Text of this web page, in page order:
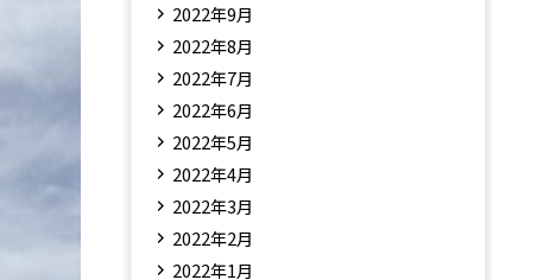
2022年9月
2022年8月
2022年7月
2022年6月
2022年5月
2022年4月
2022年3月
2022年2月
2022年1月